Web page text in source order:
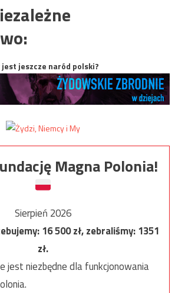
jest jeszcze naród polski?
Magna Polonia!
Sierpień 2026
16 500zł, zebraliśmy:1351
zł.
jest niezbędne dla funkcjonowania